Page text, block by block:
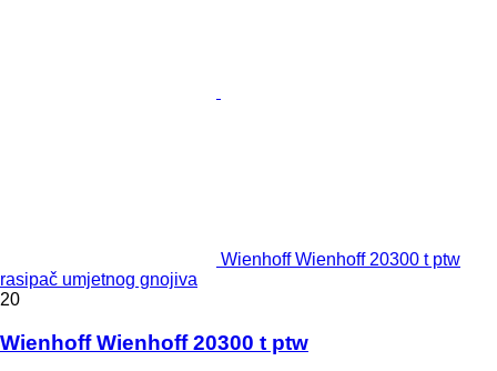
Wienhoff Wienhoff 20300 t ptw
rasipač umjetnog gnojiva
20
Wienhoff Wienhoff 20300 t ptw